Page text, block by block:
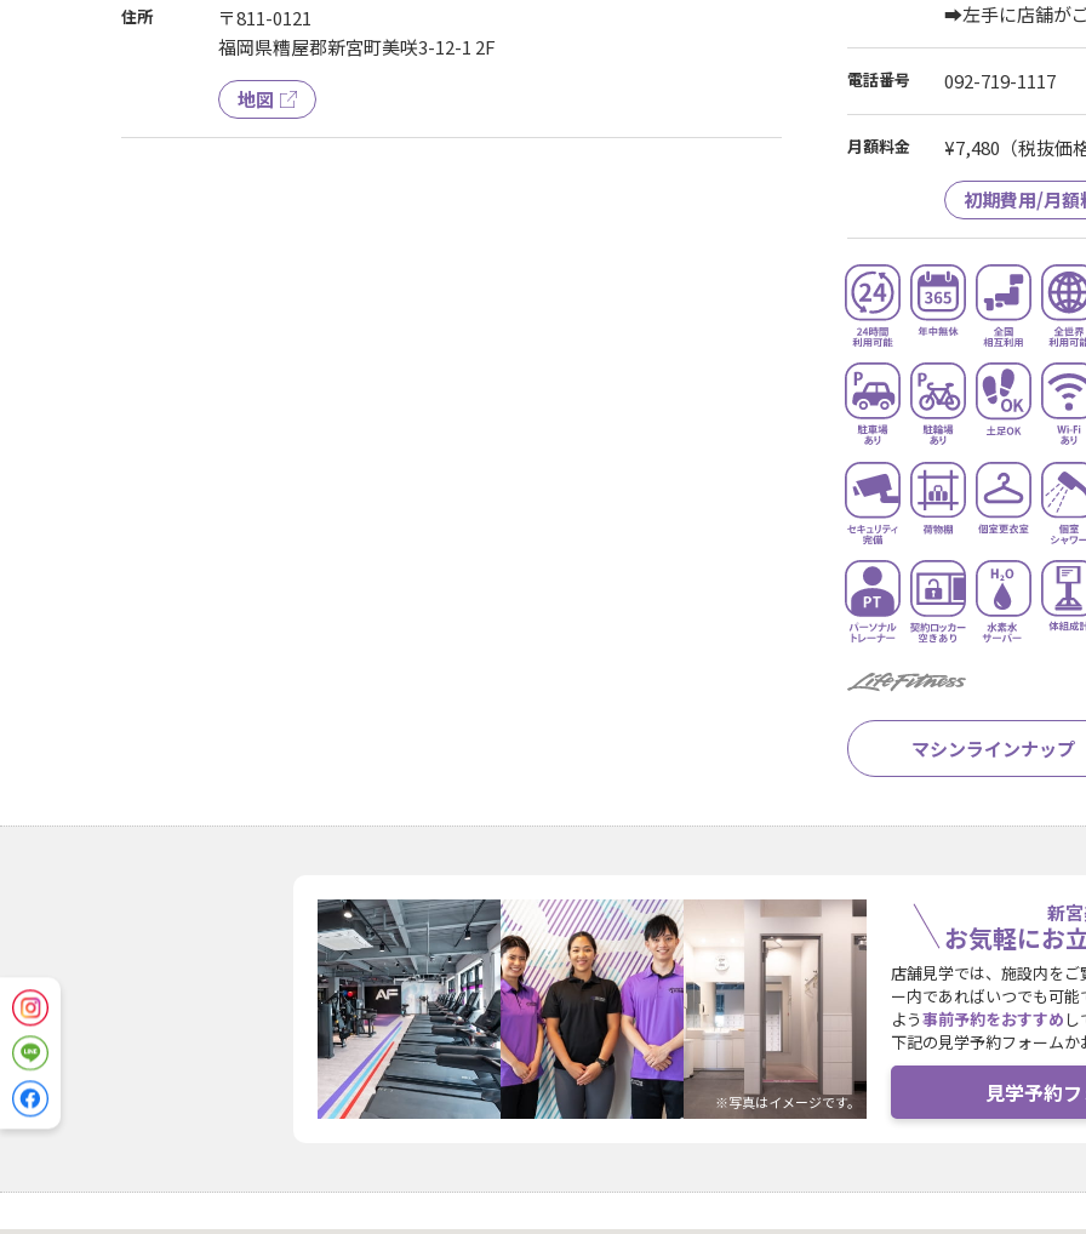
住所
〒811-0121
福岡県糟屋郡新宮町美咲3-12-1 2F
地図
➡左手に店舗が
電話番号 092-719-1117
月額料金 ¥7,480 （税抜価
初期費用/月額
マシンラインナップ
新
お気軽にお
※写真はイメージです。
店舗見学では、施設内を
ー内であればいつでも可
よう事前予約をおすすめ し
下記の見学予約フォームか
見学予約